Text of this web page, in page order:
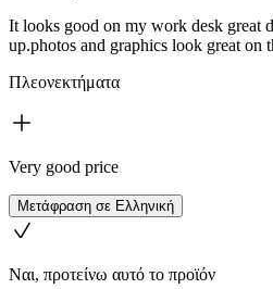
It looks good on my work desk great
up.photos and graphics look great on
Πλεονεκτήματα
Very good price
Μετάφραση σε Ελληνική
Ναι, προτείνω αυτό το προϊόν